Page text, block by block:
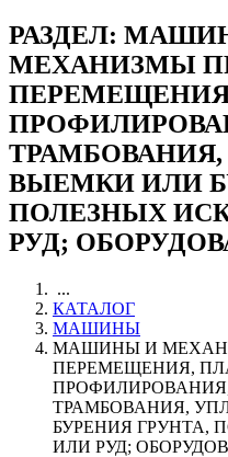
РАЗДЕЛ:
МЕХАНИЗМЫ
ВЫЕМКИ ИЛИ
ПОЛЕЗНЫХ
РУД;
...
КАТАЛОГ
МАШИНЫ
МАШИНЫ И
ПЕРЕМЕЩЕНИЯ,
ПРОФИЛИРОВАНИЯ,
ТРАМБОВАНИЯ,
БУРЕНИЯ ГРУНТА,
ИЛИ РУД;